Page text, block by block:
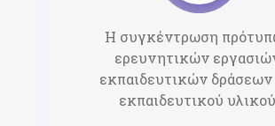
Η συγκέντρωση
ερευνητικών
εκπαιδευτικών δράσεων
εκπαιδευτικού